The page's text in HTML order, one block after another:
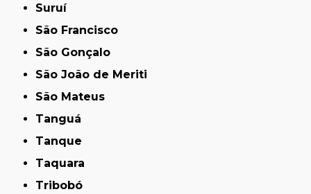
Suruí
São Francisco
São Gonçalo
São João de Meriti
São Mateus
Tanguá
Tanque
Taquara
Tribobó